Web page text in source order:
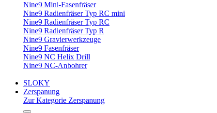
Nine9 Mini-Fasenfräser
Nine9 Radienfräser Typ RC mini
Nine9 Radienfräser Typ RC
Nine9 Radienfräser Typ R
Nine9 Gravierwerkzeuge
Nine9 Fasenfräser
Nine9 NC Helix Drill
Nine9 NC-Anbohrer
SLOKY
Zerspanung
Zur Kategorie Zerspanung